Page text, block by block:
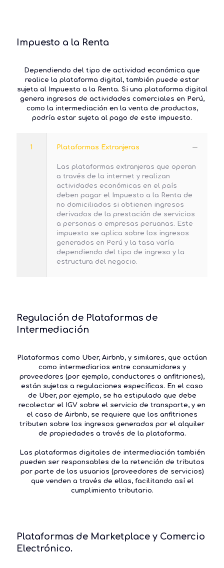
Impuesto a la Renta
Dependiendo del tipo de actividad económica que
realice la plataforma digital, también puede estar
sujeta al Impuesto a la Renta. Si una plataforma digital
genera ingresos de actividades comerciales en Perú,
como la intermediación en la venta de productos,
podría estar sujeta al pago de este impuesto.
1 Plataformas Extranjeras
Las plataformas extranjeras que operan
a través de la internet y realizan
actividades económicas en el país
deben pagar el Impuesto a la Renta de
no domiciliados si obtienen ingresos
derivados de la prestación de servicios
a personas o empresas peruanas. Este
impuesto se aplica sobre los ingresos
generados en Perú y la tasa varía
dependiendo del tipo de ingreso y la
estructura del negocio.
Regulación de Plataformas de
Intermediación
Plataformas como Uber, Airbnb, y similares, que actúan
como intermediarios entre consumidores y
proveedores (por ejemplo, conductores o anfitriones),
están sujetas a regulaciones específicas. En el caso
de Uber, por ejemplo, se ha estipulado que debe
recolectar el IGV sobre el servicio de transporte, y en
el caso de Airbnb, se requiere que los anfitriones
tributen sobre los ingresos generados por el alquiler
de propiedades a través de la plataforma.
Las plataformas digitales de intermediación también
pueden ser responsables de la retención de tributos
por parte de los usuarios (proveedores de servicios)
que venden a través de ellas, facilitando así el
cumplimiento tributario.
Plataformas de Marketplace y Comercio
Electrónico.